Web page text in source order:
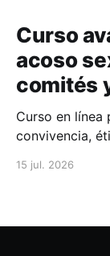
Curso
acoso
comités
Curso en línea
convivencia,
15 jul. 2026